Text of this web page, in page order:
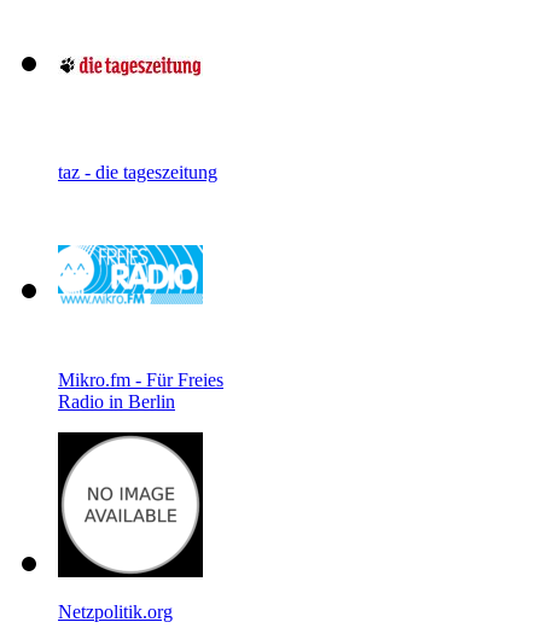
taz - die tageszeitung
Mikro.fm - Für Freies
Radio in Berlin
Netzpolitik.org